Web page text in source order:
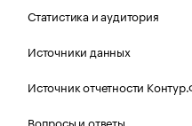
Статистика и аудитория
Источники данных
Источник отчетности
Вопросы и ответы